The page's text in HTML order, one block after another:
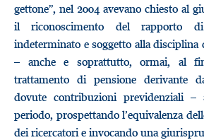
gettone”, nel 2004 avevano chiesto al
il riconoscimento del rapporto
indeterminato e soggetto alla
– anche e soprattutto, ormai, al
trattamento di pensione derivante
dovute contribuzioni previdenziali
periodo, prospettando l’equivalenza
dei ricercatori e invocando una